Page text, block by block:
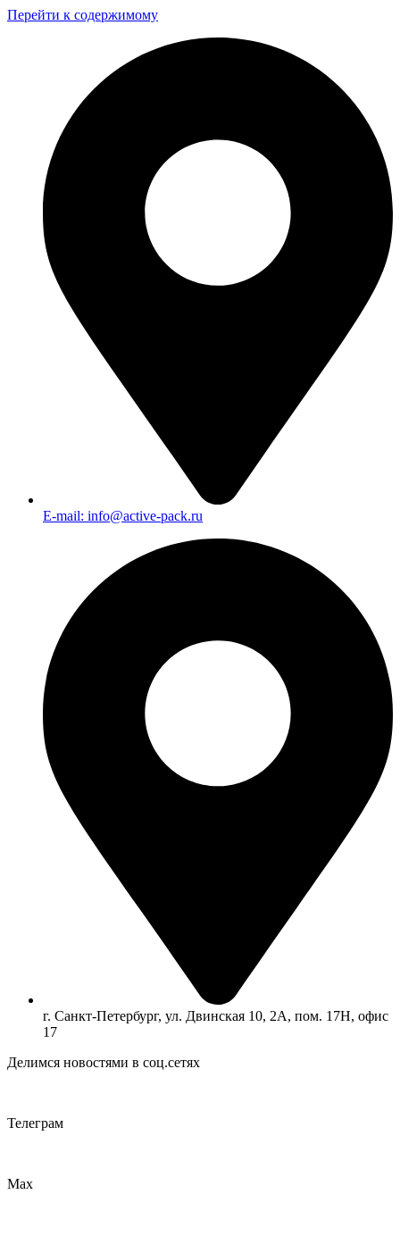
Перейти к содержимому
E-mail: info@active-pack.ru
г. Санкт-Петербург, ул. Двинская 10, 2А, пом. 17Н, офис
17
Делимся новостями в соц.сетях
Телеграм
Max